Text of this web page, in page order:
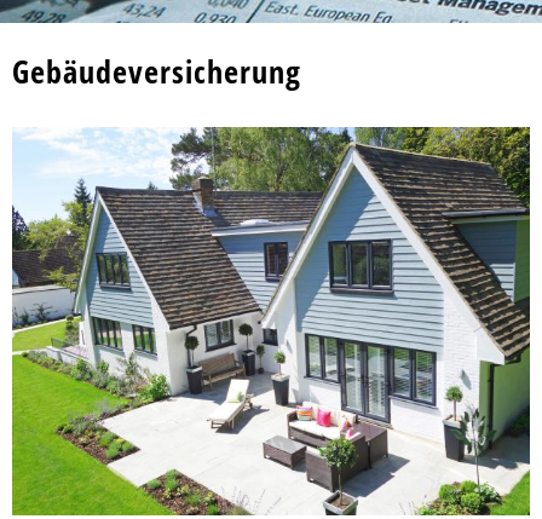
Gebäudeversicherung